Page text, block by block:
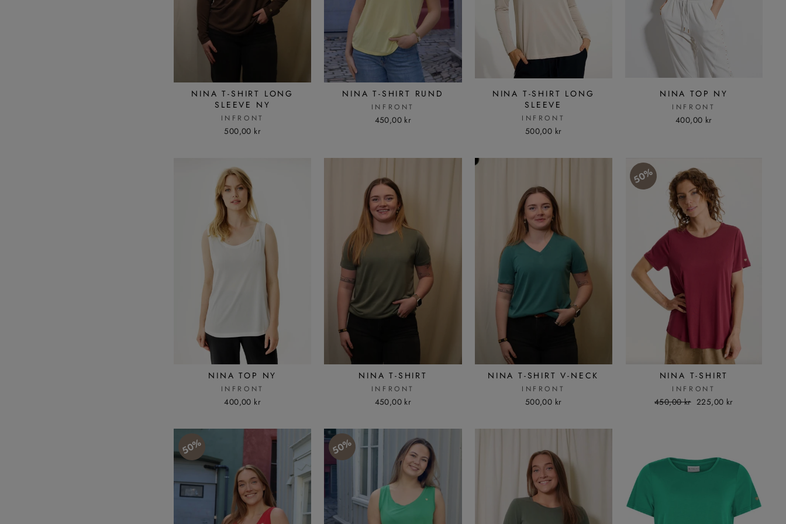
NINA T-SHIRT LONG
SLEEVE NY
INFRONT
500,00 kr
NINA T-SHIRT RUND
INFRONT
450,00 kr
NINA T-SHIRT LONG
SLEEVE
INFRONT
500,00 kr
NINA TOP NY
INFRONT
400,00 kr
NINA TOP NY
INFRONT
400,00 kr
NINA T-SHIRT
INFRONT
450,00 kr
NINA T-SHIRT V-NECK
INFRONT
500,00 kr
50%
NINA T-SHIRT
INFRONT
Ordinær
450,00 kr Salgspris
225,00 kr
50% 50%